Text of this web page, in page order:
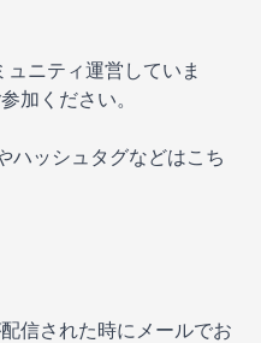
ニティ運営していま
加ください。
ハッシュタグなどはこち
信された時にメールでお